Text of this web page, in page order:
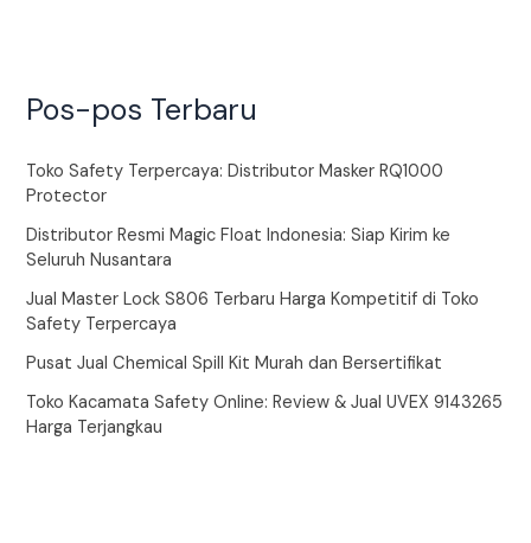
Pos-pos Terbaru
Toko Safety Terpercaya: Distributor Masker RQ1000
Protector
Distributor Resmi Magic Float Indonesia: Siap Kirim ke
Seluruh Nusantara
Jual Master Lock S806 Terbaru Harga Kompetitif di Toko
Safety Terpercaya
Pusat Jual Chemical Spill Kit Murah dan Bersertifikat
Toko Kacamata Safety Online: Review & Jual UVEX 9143265
Harga Terjangkau